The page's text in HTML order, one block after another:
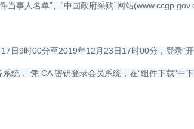
事人名单”、“中国政府采购”网站
日9时00分至2019年12月23日17时00分，登录“
， 凭 CA 密钥登录会员系统，在“组件下载”